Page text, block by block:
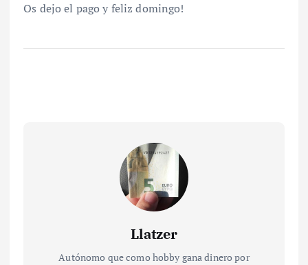
Os dejo el pago y feliz domingo!
Llatzer
Autónomo que como hobby gana dinero por